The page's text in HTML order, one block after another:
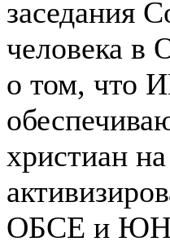
заседания
человека в
о том, что
христиан
ОБСЕ и